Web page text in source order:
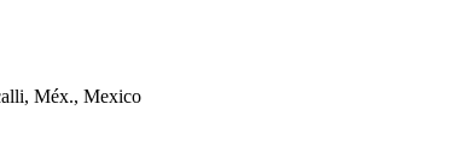
Méx., Mexico